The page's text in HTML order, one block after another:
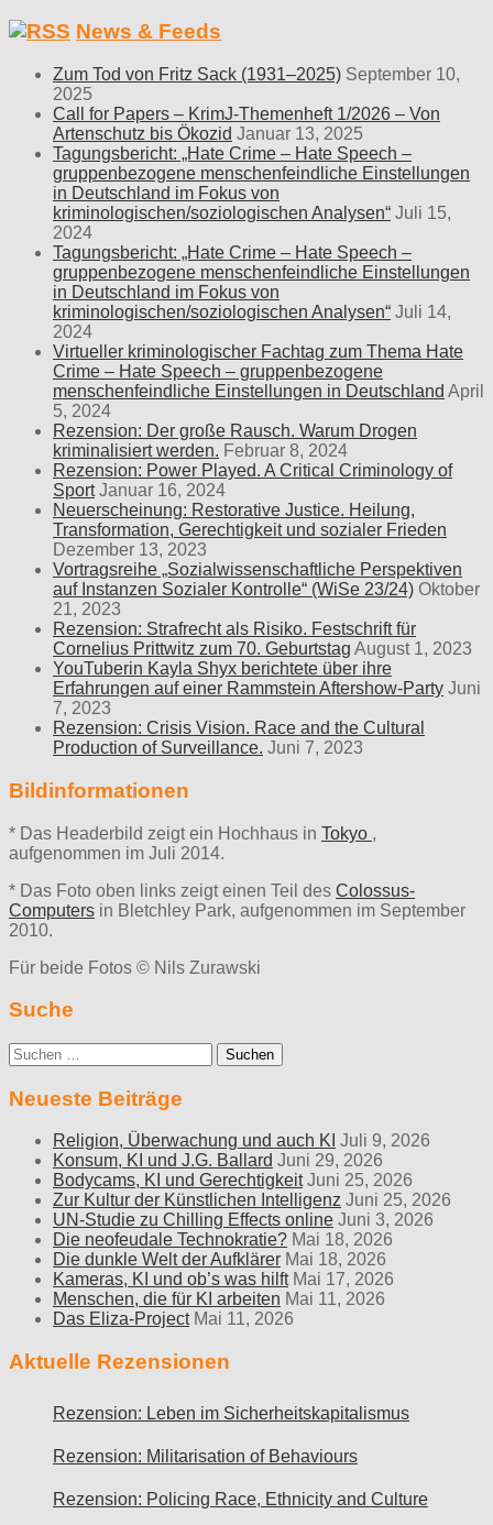
News & Feeds
Zum Tod von Fritz Sack (1931–2025) September 10,
2025
Call for Papers – KrimJ-Themenheft 1/2026 – Von
Artenschutz bis Ökozid Januar 13, 2025
Tagungsbericht: „Hate Crime – Hate Speech –
gruppenbezogene menschenfeindliche Einstellungen
in Deutschland im Fokus von
kriminologischen/soziologischen Analysen“ Juli 15,
2024
Tagungsbericht: „Hate Crime – Hate Speech –
gruppenbezogene menschenfeindliche Einstellungen
in Deutschland im Fokus von
kriminologischen/soziologischen Analysen“ Juli 14,
2024
Virtueller kriminologischer Fachtag zum Thema Hate
Crime – Hate Speech – gruppenbezogene
menschenfeindliche Einstellungen in Deutschland April
5, 2024
Rezension: Der große Rausch. Warum Drogen
kriminalisiert werden. Februar 8, 2024
Rezension: Power Played. A Critical Criminology of
Sport Januar 16, 2024
Neuerscheinung: Restorative Justice. Heilung,
Transformation, Gerechtigkeit und sozialer Frieden
Dezember 13, 2023
Vortragsreihe „Sozialwissenschaftliche Perspektiven
auf Instanzen Sozialer Kontrolle“ (WiSe 23/24) Oktober
21, 2023
Rezension: Strafrecht als Risiko. Festschrift für
Cornelius Prittwitz zum 70. Geburtstag August 1, 2023
YouTuberin Kayla Shyx berichtete über ihre
Erfahrungen auf einer Rammstein Aftershow-Party Juni
7, 2023
Rezension: Crisis Vision. Race and the Cultural
Production of Surveillance. Juni 7, 2023
Bildinformationen
* Das Headerbild zeigt ein Hochhaus in Tokyo ,
aufgenommen im Juli 2014.
* Das Foto oben links zeigt einen Teil des Colossus-
Computers in Bletchley Park, aufgenommen im September
2010.
Für beide Fotos © Nils Zurawski
Suche
Suche
nach:
Neueste Beiträge
Religion, Überwachung und auch KI Juli 9, 2026
Konsum, KI und J.G. Ballard Juni 29, 2026
Bodycams, KI und Gerechtigkeit Juni 25, 2026
Zur Kultur der Künstlichen Intelligenz Juni 25, 2026
UN-Studie zu Chilling Effects online Juni 3, 2026
Die neofeudale Technokratie? Mai 18, 2026
Die dunkle Welt der Aufklärer Mai 18, 2026
Kameras, KI und ob’s was hilft Mai 17, 2026
Menschen, die für KI arbeiten Mai 11, 2026
Das Eliza-Project Mai 11, 2026
Aktuelle Rezensionen
Rezension: Leben im Sicherheitskapitalismus
Rezension: Militarisation of Behaviours
Rezension: Policing Race, Ethnicity and Culture